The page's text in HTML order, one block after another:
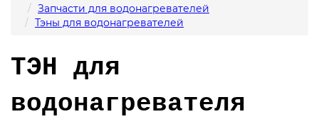
Запчасти для водонагревателей
Тэны для водонагревателей
ТЭН для
водонагревателя